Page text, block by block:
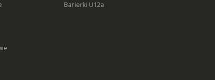
Barierki U12a